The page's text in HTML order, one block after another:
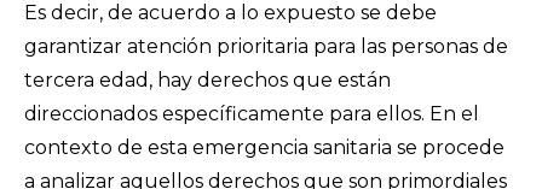
Es decir, de acuerdo a lo expuesto se debe
garantizar atención prioritaria para las personas de
tercera edad, hay derechos que están
direccionados específicamente para ellos. En el
contexto de esta emergencia sanitaria se procede
a analizar aquellos derechos que son primordiales